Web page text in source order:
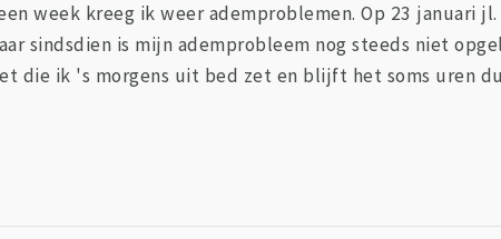
week kreeg ik weer ademproblemen. Op 23 januari
sindsdien is mijn ademprobleem nog steeds niet
die ik 's morgens uit bed zet en blijft het soms uren